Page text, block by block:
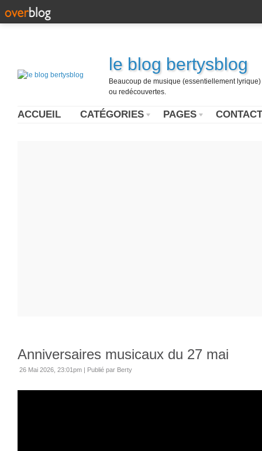
le blog bertysblog
Beaucoup de musique (essentiellement
ou redécouvertes.
ACCUEIL CATÉGORIES PAGES CONTACT
Anniversaires musicaux du 27 mai
26 Mai 2026, 23:01pm | Publié par Berty